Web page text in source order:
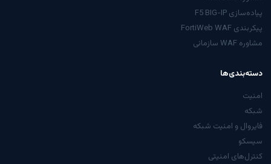
پیاده‌سازی F5 BIG-IP
پیکربندی FortiWeb WAF
مشاوره WAF سازمانی
دسته‌بندی‌ها
امنیت
شبکه
فایروال و امنیت شبکه
سیسکو
کنترل‌های امنیتی